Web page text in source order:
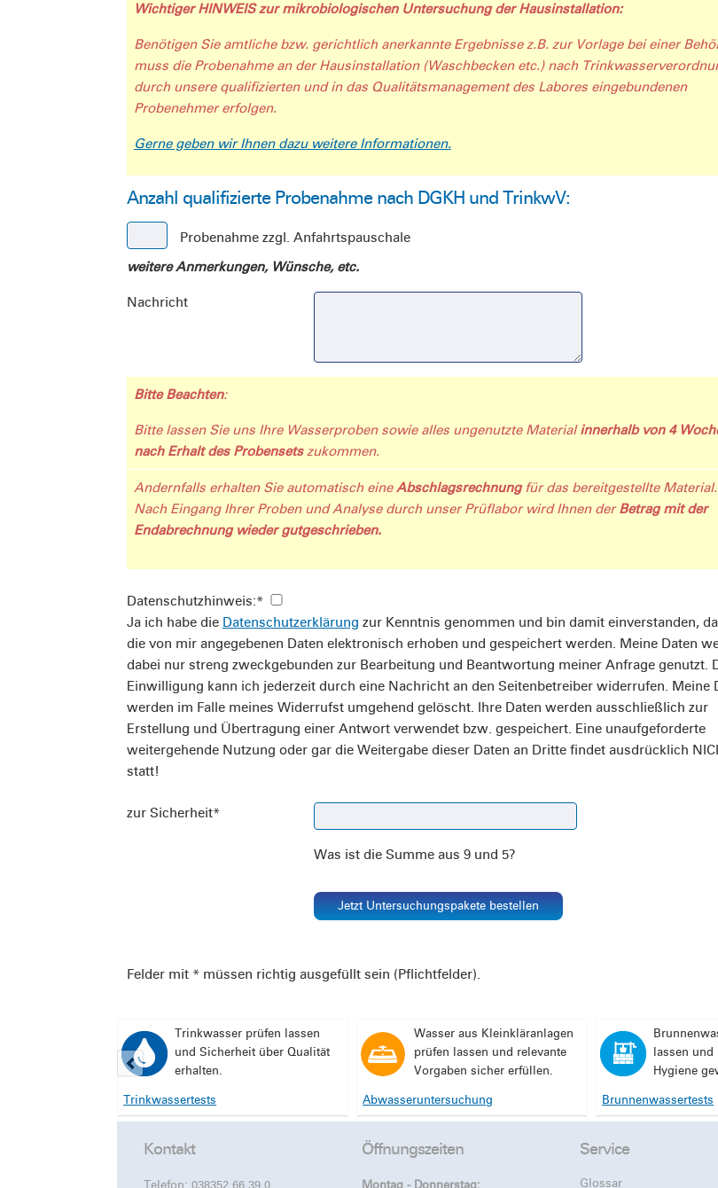
Wichtiger HINWEIS zur mikrobiologischen Untersuchung der Hausinstallation:
Benötigen Sie amtliche bzw. gerichtlich anerkannte Ergebnisse z.B. zur Vorlage bei einer
muss die Probenahme an der Hausinstallation (Waschbecken etc.) nach
durch unsere qualifizierten und in das Qualitätsmanagement des Labores eingebundenen
Probenehmer erfolgen.
Gerne geben wir Ihnen dazu weitere Informationen.
Anzahl qualifizierte Probenahme nach DGKH und TrinkwV:
Probenahme zzgl. Anfahrtspauschale
weitere Anmerkungen, Wünsche, etc.
Nachricht
Bitte Beachten:
Bitte lassen Sie uns Ihre Wasserproben sowie alles ungenutzte Materialinnerhalb von 4
nach Erhalt des Probensetszukommen.
Andernfalls erhalten Sie automatisch eineAbschlagsrechnungfür das bereitgestellte Material.
Nach Eingang Ihrer Proben und Analyse durch unser Prüflabor wird Ihnen derBetrag mit der
Endabrechnung wieder gutgeschrieben.
Datenschutzhinweis:*
Ja ich habe die Datenschutzerklärung
die von mir angegebenen Daten elektronisch erhoben und gespeichert werden. Meine Daten
dabei nur streng zweckgebunden zur Bearbeitung und Beantwortung meiner Anfrage genutzt.
Einwilligung kann ich jederzeit durch eine Nachricht an den Seitenbetreiber widerrufen. Meine
werden im Falle meines Widerrufst umgehend gelöscht. Ihre Daten werden ausschließlich zur
Erstellung und Übertragung einer Antwort verwendet bzw. gespeichert. Eine unaufgeforderte
weitergehende Nutzung oder gar die Weitergabe dieser Daten an Dritte findet ausdrücklich
statt!
zur Sicherheit*
Was ist die Summe aus 9 und 5?
Jetzt Untersuchungspakete bestellen
Felder mit * müssen richtig ausgefüllt sein (Pflichtfelder).
Trinkwasser prüfen lassen
und Sicherheit über Qualität
erhalten.
Trinkwassertests
Wasser aus Kleinkläranlagen
prüfen lassen und relevante
Vorgaben sicher erfüllen.
Abwasseruntersuchung
lassen
Hygiene
Brunnenwassertests
Kontakt Öffnungszeiten Service
Glossar